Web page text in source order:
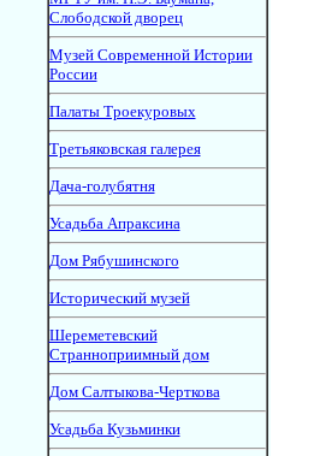
Слободской дворец
Музей Современной Истории
России
Палаты Троекуровых
Третьяковская галерея
Дача-голубятня
Усадьба Апраксина
Дом Рябушинского
Исторический музей
Шереметевский
Странноприимный дом
Дом Салтыкова-Черткова
Усадьба Кузьминки